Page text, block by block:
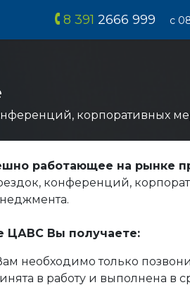
8 391 2666 999 с
корпоративных
работающее на рынке
конференций,
ЦАВС Вы получаете:
необходимо только
в работу и выполнена в